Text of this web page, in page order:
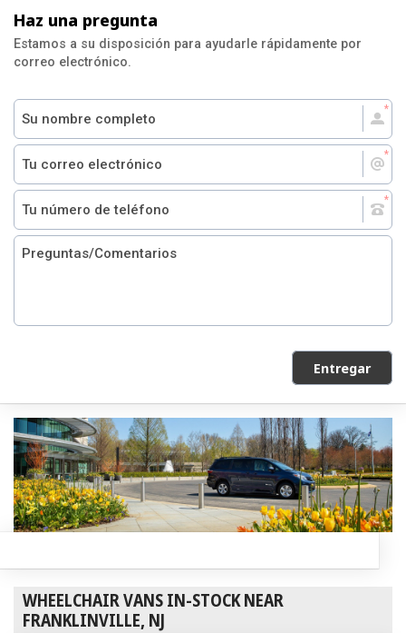
Haz una pregunta
Estamos a su disposición para ayudarle rápidamente por
correo electrónico.
Entregar
WHEELCHAIR VANS IN-STOCK NEAR
FRANKLINVILLE, NJ